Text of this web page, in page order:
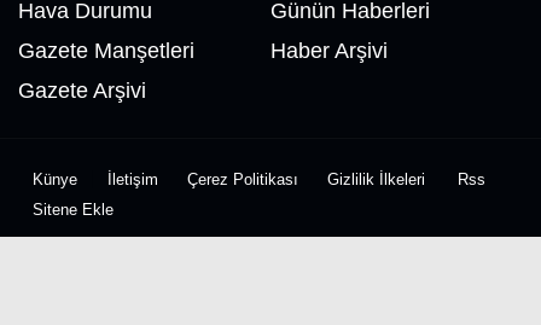
Hava Durumu
Günün Haberleri
Gazete Manşetleri
Haber Arşivi
Gazete Arşivi
Künye İletişim Çerez Politikası Gizlilik İlkeleri
Rss
Sitene Ekle